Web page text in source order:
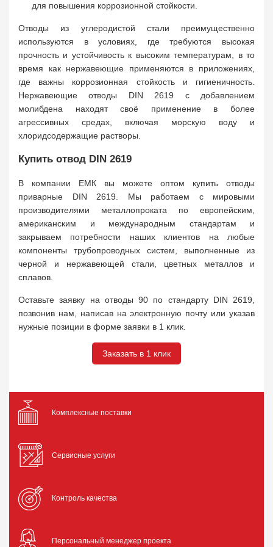
для повышения коррозионной стойкости.
Отводы из углеродистой стали преимущественно
используются в условиях, где требуются высокая
прочность и устойчивость к высоким температурам, в то
время как нержавеющие применяются в приложениях,
где важны коррозионная стойкость и гигиеничность.
Нержавеющие отводы DIN 2619 с добавлением
молибдена находят своё применение в более
агрессивных средах, включая морскую воду и
хлоридсодержащие растворы.
Купить отвод DIN 2619
В компании ЕМК вы можете оптом купить отводы
приварные DIN 2619. Мы работаем с мировыми
производителями металлопроката по европейским,
американским и международным стандартам и
закрываем потребности наших клиентов на любые
компоненты трубопроводных систем, выполненные из
черной и нержавеющей стали, цветных металлов и
сплавов.
Оставьте заявку на отводы 90 по стандарту DIN 2619,
позвонив нам, написав на электронную почту или указав
нужные позиции в форме заявки в 1 клик.
Заказать в 1 клик
Комплексные поставки
Сервисные услуги
Контроль качества
Персональный менеджер проекта